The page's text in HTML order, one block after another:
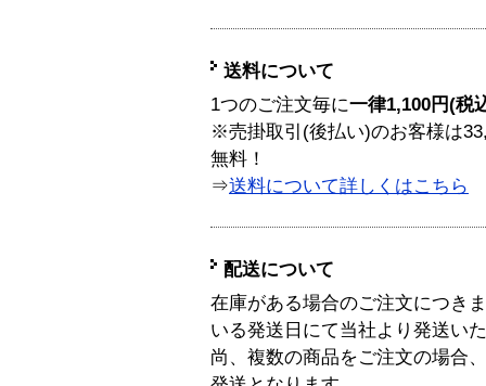
送料について
1つのご注文毎に一律1,100円(税
※売掛取引(後払い)のお客様は
無料！
⇒送料について詳しくはこちら
配送について
在庫がある場合のご注文につき
いる発送日にて当社より発送い
尚、複数の商品をご注文の場合